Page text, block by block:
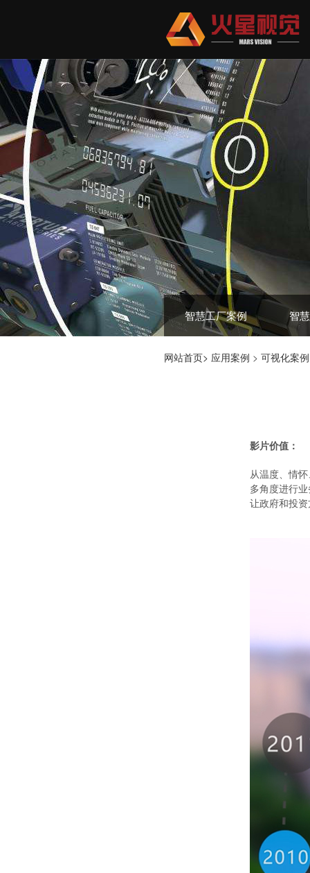
智慧工厂案例 智
网站首页> 应用案例 > 可视化案例
影片价值：
从温度、情
多角度进行
让政府和投